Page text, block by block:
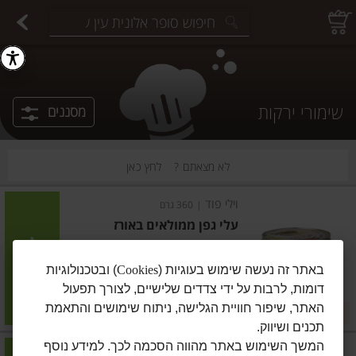
שימורי ירקות מסננים
לא מצאתם ? לחץ כאן
וילי פוד 360 גרם
עלי גפן ממולאים באורז
מחיר מחירון ₪16.90
₪4.69 ל-100 גרם 2 ב-₪26
הוסיפו
בית השיטה | 320 גרם
באתר זה נעשה שימוש בעוגיות (Cookies) ובטכנולוגיות
דומות, לרבות על ידי צדדים שלישיים, לצורך תפעול
האתר, שיפור חוויית הגלישה, ניתוח שימושים והתאמת
תכנים ושיווק.
המשך השימוש באתר מהווה הסכמה לכך. למידע נוסף